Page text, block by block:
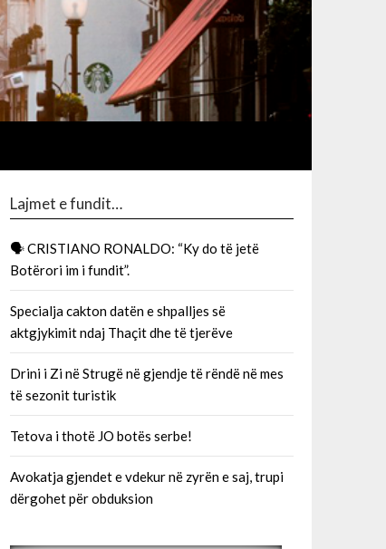
Lajmet e fundit…
🗣 CRISTIANO RONALDO: “Ky do të jetë
Botërori im i fundit”.
Specialja cakton datën e shpalljes së
aktgjykimit ndaj Thaçit dhe të tjerëve
Drini i Zi në Strugë në gjendje të rëndë në mes
të sezonit turistik
Tetova i thotë JO botës serbe!
Avokatja gjendet e vdekur në zyrën e saj, trupi
dërgohet për obduksion